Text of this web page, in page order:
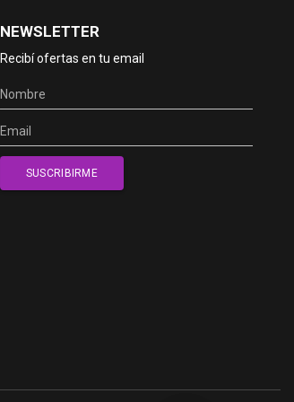
NEWSLETTER
Recibí ofertas en tu email